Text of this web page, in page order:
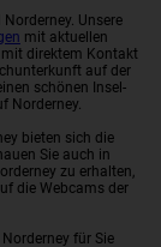
Unsere
mit aktuellen
direktem Kontakt
auf der
schönen Insel-
Norderney.
bieten sich die
Sie auch in
zu erhalten,
die Webcams der
für Sie